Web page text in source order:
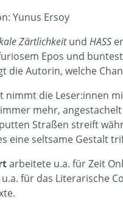
Yunus Ersoy
Zärtlichkeitund HASS
Epos und
die Autorin, welche
nimmt die Leser:innen
mehr,
Straßen streift
eine seltsame Gestalt
arbeitete u.a. für Zeit
für das Literarische